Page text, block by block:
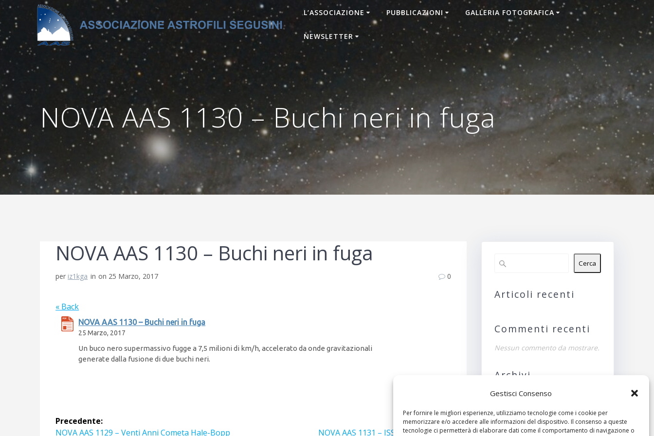
Gestisci Consenso
Per fornire le migliori esperienze, utilizziamo tecnologie come i cookie per
memorizzare e/o accedere alle informazioni del dispositivo. Il consenso a queste
tecnologie ci permetterà di elaborare dati come il comportamento di navigazione o
Salta
contenuto
L’ASSOCIAZIONE PUBBLICAZIONI GALLERIA FOTOGRAFICA
NEWSLETTER
NOVA AAS 1130 – Buchi neri in fuga
NOVA AAS 1130 – Buchi neri in fuga
per iz1kga in on 25 Marzo, 2017 0
« Back
NOVA AAS 1130 – Buchi neri in fuga
25 Marzo, 2017
Un buco nero supermassivo fugge a 7,5 milioni di km/h, accelerato da onde gravitazionali
generate dalla fusione di due buchi neri.
Navigazione
Precedente:
Articolo
NOVA AAS 1129 – Venti Anni Cometa Hale-Bopp
Successivo:
Articolo
NOVA AAS 1131 – ISS nel cielo serale
Cerca
Articoli recenti
Commenti recenti
Nessun commento da mostrare.
Archivi
Nessun archivio da
Categorie